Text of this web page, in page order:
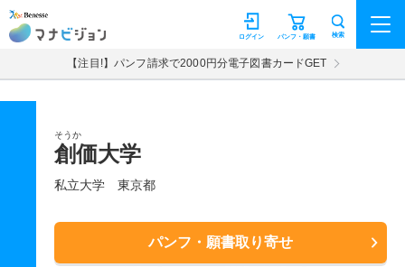
マナビジョン パンフ・願書
ログイン 検索
【注目!】パンフ請求で2000円分電子図書カードGET
そうか
創価大学
私立大学 東京都
パンフ・願書取り寄せ